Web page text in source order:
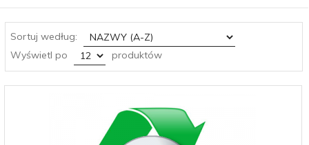
Sortuj według:
sort
Wyświetl po
pop produktów